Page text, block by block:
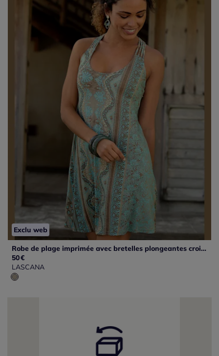
Exclu web
Robe de plage imprimée avec bretelles plongeantes croisées
50€
LASCANA